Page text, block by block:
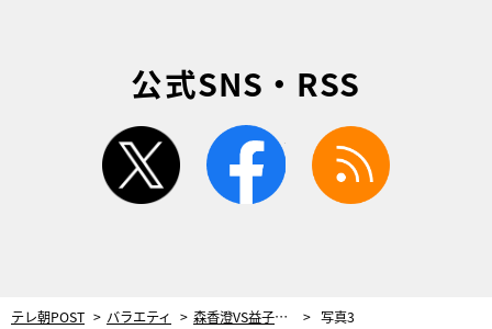
公式SNS・RSS
twitter facebook
テレ朝POST バラエティ 森香澄VS益子（U字工事）、協力するはずが…怒鳴り合い！料理企画でトラブル発生 写真3